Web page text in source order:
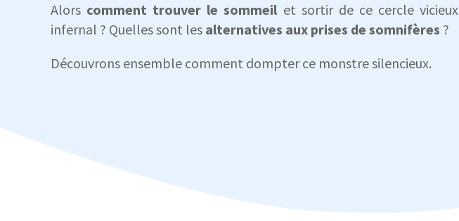
Alors comment trouver le sommeil et sortir de ce cercle vicieux
infernal ? Quelles sont les alternatives aux prises de somnifères ?
Découvrons ensemble comment dompter ce monstre silencieux.